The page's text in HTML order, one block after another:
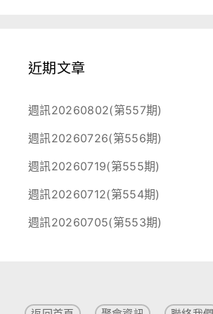
近期文章
週訊20260802(第557期)
週訊20260726(第556期)
週訊20260719(第555期)
週訊20260712(第554期)
週訊20260705(第553期)